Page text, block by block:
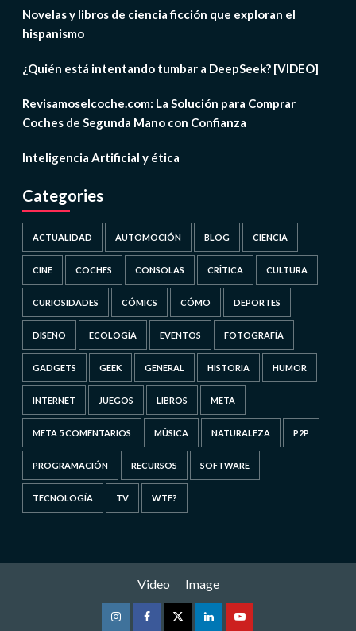
Novelas y libros de ciencia ficción que exploran el
hispanismo
¿Quién está intentando tumbar a DeepSeek? [VIDEO]
Revisamoselcoche.com: La Solución para Comprar
Coches de Segunda Mano con Confianza
Inteligencia Artificial y ética
Categories
ACTUALIDAD AUTOMOCIÓN BLOG CIENCIA
CINE COCHES CONSOLAS CRÍTICA CULTURA
CURIOSIDADES CÓMICS CÓMO DEPORTES
DISEÑO ECOLOGÍA EVENTOS FOTOGRAFÍA
GADGETS GEEK GENERAL HISTORIA HUMOR
INTERNET JUEGOS LIBROS META
META 5 COMENTARIOS MÚSICA NATURALEZA P2P
PROGRAMACIÓN RECURSOS SOFTWARE
TECNOLOGÍA TV WTF?
Video Image